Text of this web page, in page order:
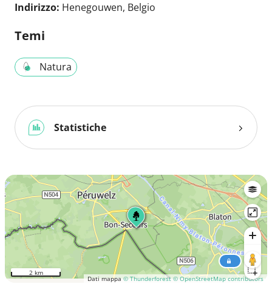
Indirizzo: Henegouwen, Belgio
Temi
Natura
Statistiche
Dati mappa© Thunderforest © OpenStreetMap contributors
2 km